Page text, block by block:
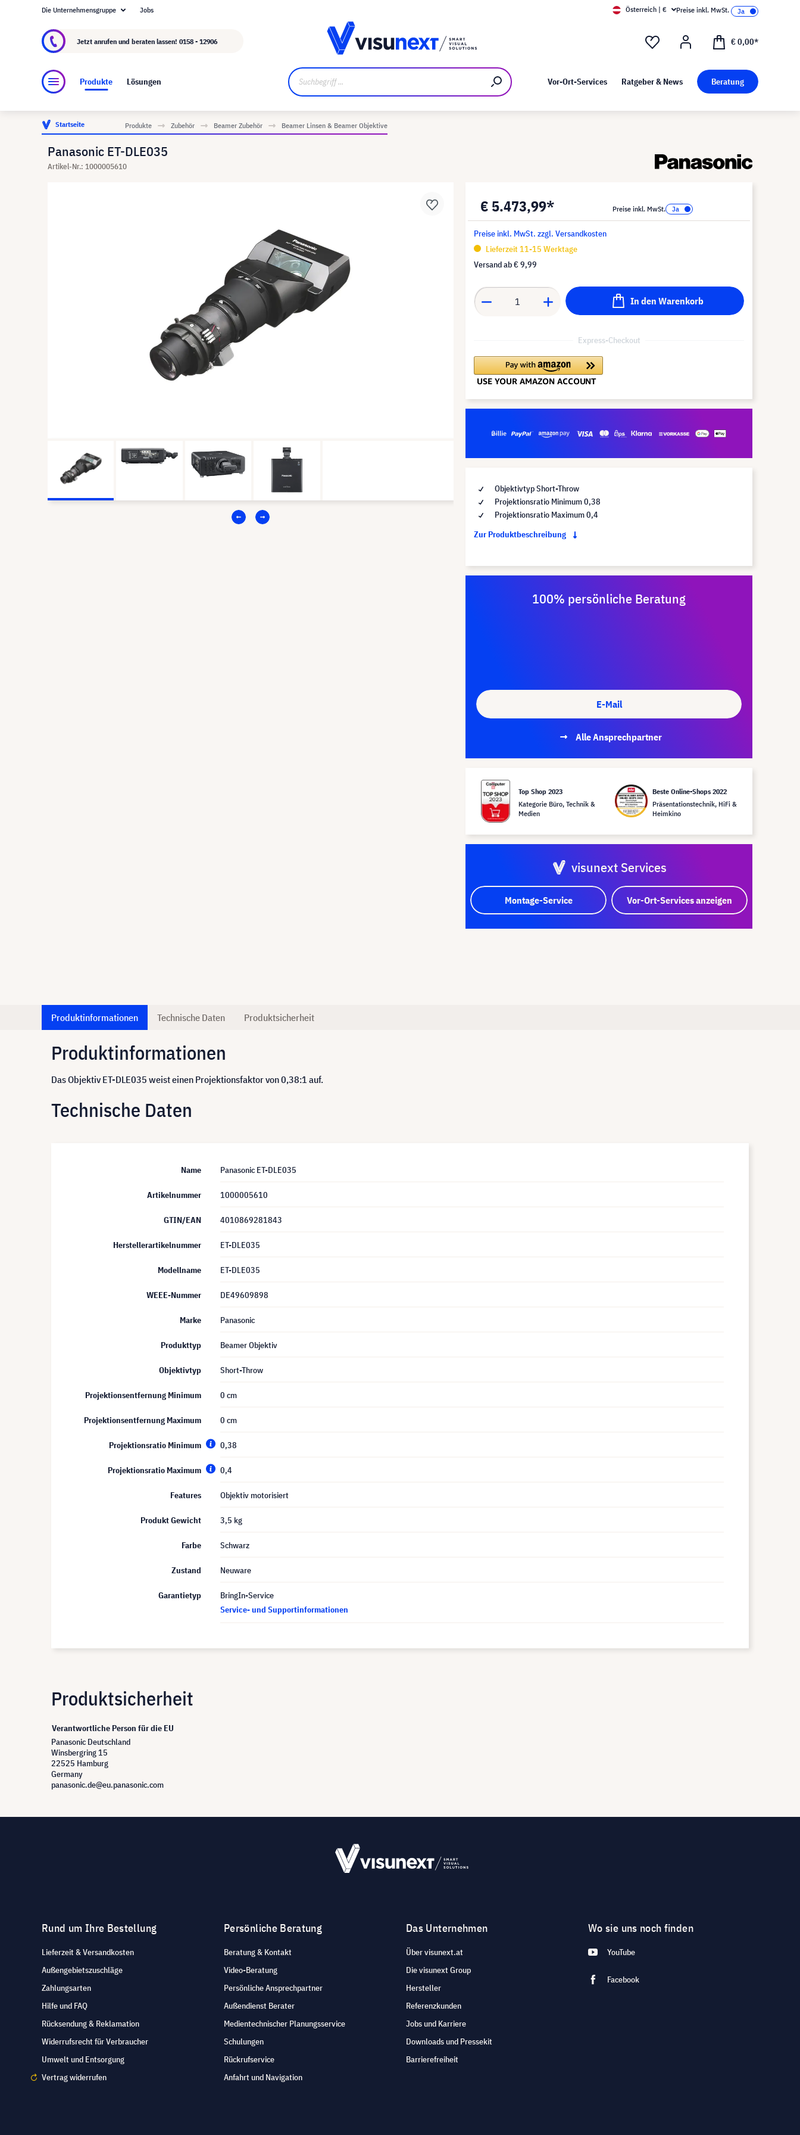
Über visunext.at Kunst bei visunext
Die Unternehmensgruppe Jobs Österreich | € Preise inkl. MwSt.
Jetzt anrufen und beraten lassen! 0158 - 12906 € 0,00*
Produkte Lösungen Vor-Ort-Services Ratgeber & News Beratung
Startseite Produkte Zubehör Beamer Zubehör Beamer Linsen & Beamer Objektive
Panasonic ET-DLE035
Artikel-Nr.: 1000005610
€ 5.473,99* Preise inkl. MwSt.
Preise inkl. MwSt. zzgl. Versandkosten
Lieferzeit 11-15 Werktage
Versand ab€ 9,99
In den Warenkorb
Express-Checkout
Objektivtyp Short-Throw
Projektionsratio Minimum 0,38
Projektionsratio Maximum 0,4
Zur Produktbeschreibung
100% persönliche Beratung
E-Mail
Alle Ansprechpartner
Top Shop 2023
Kategorie Büro, Technik &
Medien
Beste Online-Shops 2022
Präsentationstechnik, HiFi &
Heimkino
visunext Services
Montage-Service Vor-Ort-Services anzeigen
Produktinformationen Technische Daten Produktsicherheit
Produktinformationen
Das Objektiv ET-DLE035 weist einen Projektionsfaktor von 0,38:1 auf.
Technische Daten
Name Panasonic ET-DLE035
Artikelnummer 1000005610
GTIN/EAN 4010869281843
Herstellerartikelnummer ET-DLE035
Modellname ET-DLE035
WEEE-Nummer DE49609898
Marke Panasonic
Produkttyp Beamer Objektiv
Objektivtyp Short-Throw
Projektionsentfernung Minimum 0 cm
Projektionsentfernung Maximum 0 cm
Projektionsratio Minimum 0,38
Projektionsratio Maximum 0,4
Features Objektiv motorisiert
Produkt Gewicht 3,5 kg
Farbe Schwarz
Zustand Neuware
Garantietyp
BringIn-Service
Service- und Supportinformationen
Produktsicherheit
Verantwortliche Person für die EU
Panasonic Deutschland
Winsbergring 15
22525 Hamburg
Germany
panasonic.de@eu.panasonic.com
Rund um Ihre Bestellung
Lieferzeit & Versandkosten
Außengebietszuschläge
Zahlungsarten
Hilfe und FAQ
Rücksendung & Reklamation
Widerrufsrecht für Verbraucher
Umwelt und Entsorgung
Vertrag widerrufen
Persönliche Beratung
Beratung & Kontakt
Video-Beratung
Persönliche Ansprechpartner
Außendienst Berater
Medientechnischer Planungsservice
Schulungen
Rückrufservice
Anfahrt und Navigation
Das Unternehmen
Über visunext.at
Die visunext Group
Hersteller
Referenzkunden
Jobs und Karriere
Downloads und Pressekit
Barrierefreiheit
Wo sie uns noch finden
YouTube
Facebook